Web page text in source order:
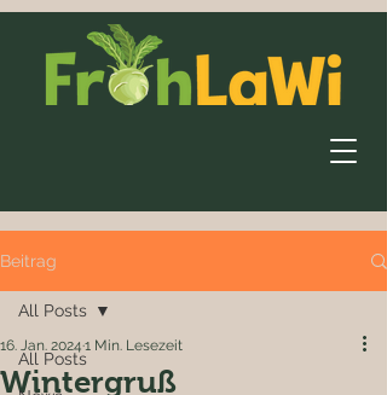
Beitrag
All Posts
All Posts
Wintergruß
16. Jan. 2024 1 Min. Lesezeit